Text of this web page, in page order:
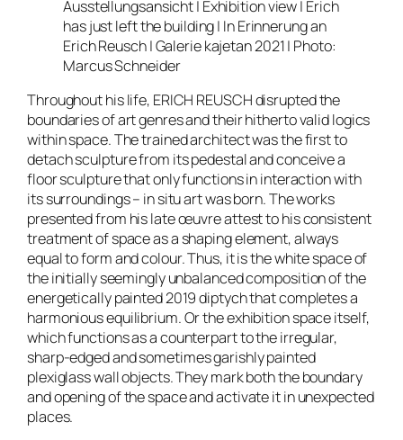
Ausstellungsansicht | Exhibition view | Erich
has just left the building | In Erinnerung an
Erich Reusch | Galerie kajetan 2021 | Photo:
Marcus Schneider
Throughout his life, ERICH REUSCH disrupted the
boundaries of art genres and their hitherto valid logics
within space. The trained architect was the first to
detach sculpture from its pedestal and conceive a
floor sculpture that only functions in interaction with
its surroundings – in situ art was born. The works
presented from his late œuvre attest to his consistent
treatment of space as a shaping element, always
equal to form and colour. Thus, it is the white space of
the initially seemingly unbalanced composition of the
energetically painted 2019 diptych that completes a
harmonious equilibrium. Or the exhibition space itself,
which functions as a counterpart to the irregular,
sharp-edged and sometimes garishly painted
plexiglass wall objects. They mark both the boundary
and opening of the space and activate it in unexpected
places.